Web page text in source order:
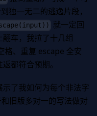
独一无二的逃逸片段，
就一定回
车，我拉了十几组
、重复 escape 全安
都符合预期。
了我如何为每个非法字
旧版多对一的写法做对